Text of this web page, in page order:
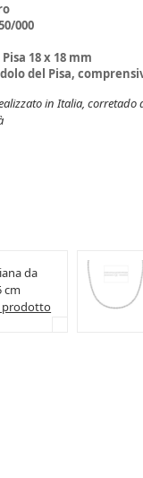
000
18 x 18 mm
del Pisa,
in Italia,
da
cm
prodotto